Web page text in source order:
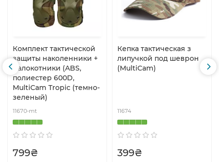
Комплект тактической
защиты наколенники +
налокотники (ABS,
полиестер 600D,
MultiCam Tropic (темно-
зеленый)
11670-mt
799₴
Кепка тактическая з
липучкой под шеврон
(MultiCam)
11674
399₴